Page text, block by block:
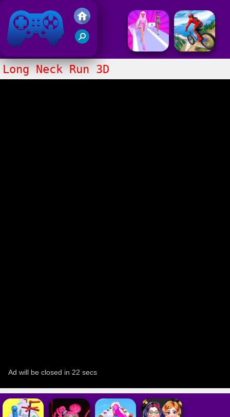
Juegos Friv 2017
Long Neck Run 3D